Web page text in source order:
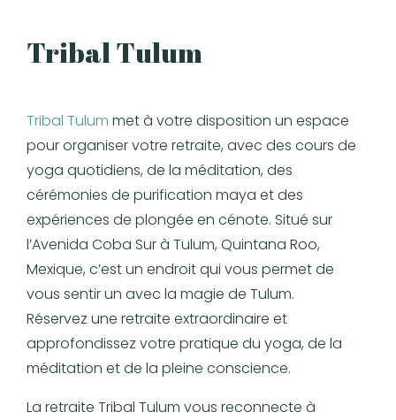
Tribal Tulum
Tribal Tulum met à votre disposition un espace
pour organiser votre retraite, avec des cours de
yoga quotidiens, de la méditation, des
cérémonies de purification maya et des
expériences de plongée en cénote. Situé sur
l’Avenida Coba Sur à Tulum, Quintana Roo,
Mexique, c’est un endroit qui vous permet de
vous sentir un avec la magie de Tulum.
Réservez une retraite extraordinaire et
approfondissez votre pratique du yoga, de la
méditation et de la pleine conscience.
La retraite Tribal Tulum vous reconnecte à